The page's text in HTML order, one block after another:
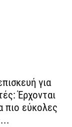
για
Έρχονται
πιο εύκολες